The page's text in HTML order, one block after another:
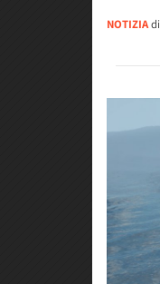
NOTIZIAdi